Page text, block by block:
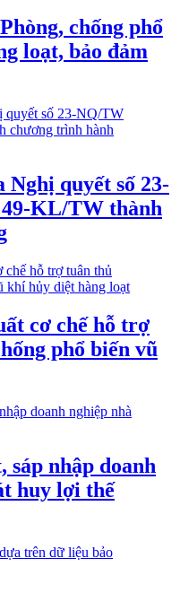
chống phổ
loạt, bảo đảm
quyết số 23-
KL/TW thành
cơ chế hỗ trợ
phổ biến vũ
nhập doanh
huy lợi thế